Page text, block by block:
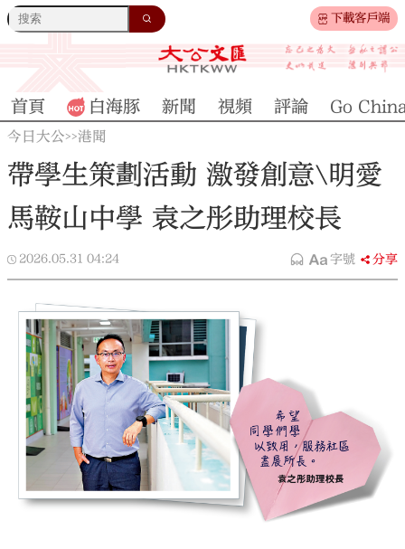
下載客戶端
首頁 白海豚 新聞 視頻 評論 Go
今日大公>>港聞
帶學生策劃活動 激發創意\明愛
馬鞍山中學 袁之彤助理校長
2026.05.31 04:24 字號 分享